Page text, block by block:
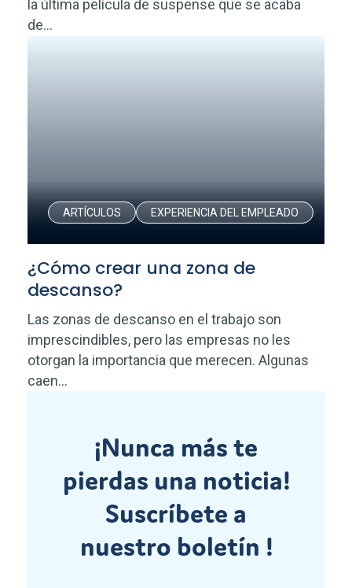
la última película de suspense que se acaba
de...
ARTÍCULOS EXPERIENCIA DEL EMPLEADO
¿Cómo crear una zona de
descanso?
Las zonas de descanso en el trabajo son
imprescindibles, pero las empresas no les
otorgan la importancia que merecen. Algunas
caen...
¡Nunca más te
pierdas una noticia!
Suscríbete a
nuestro boletín !